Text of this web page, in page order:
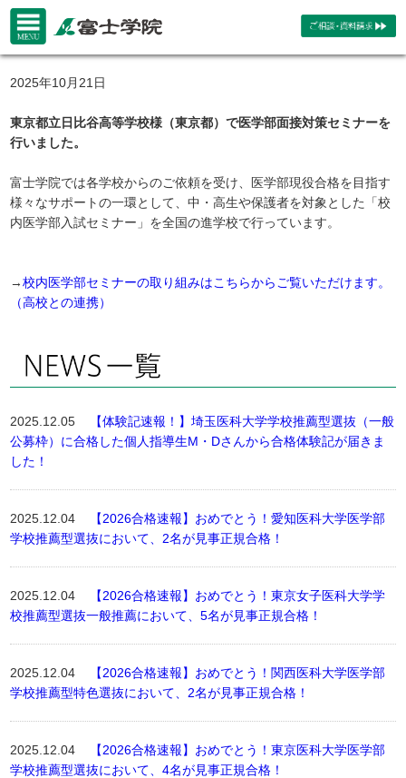
2025年10月21日
東京都立日比谷高等学校様（東京都）で医学部面接対策セミナーを
行いました。
富士学院では各学校からのご依頼を受け、医学部現役合格を目指す
様々なサポートの一環として、中・高生や保護者を対象とした「校
内医学部入試セミナー」を全国の進学校で行っています。
→校内医学部セミナーの取り組みはこちらからご覧いただけます。
（高校との連携）
2025.12.05
【体験記速報！】埼玉医科大学学校推薦型選抜（一般
公募枠）に合格した個人指導生M・Dさんから合格体験記が届きま
した！
2025.12.04
【2026合格速報】おめでとう！愛知医科大学医学部
学校推薦型選抜において、2名が見事正規合格！
2025.12.04
【2026合格速報】おめでとう！東京女子医科大学学
校推薦型選抜一般推薦において、5名が見事正規合格！
2025.12.04
【2026合格速報】おめでとう！関西医科大学医学部
学校推薦型特色選抜において、2名が見事正規合格！
2025.12.04
【2026合格速報】おめでとう！東京医科大学医学部
学校推薦型選抜において、4名が見事正規合格！